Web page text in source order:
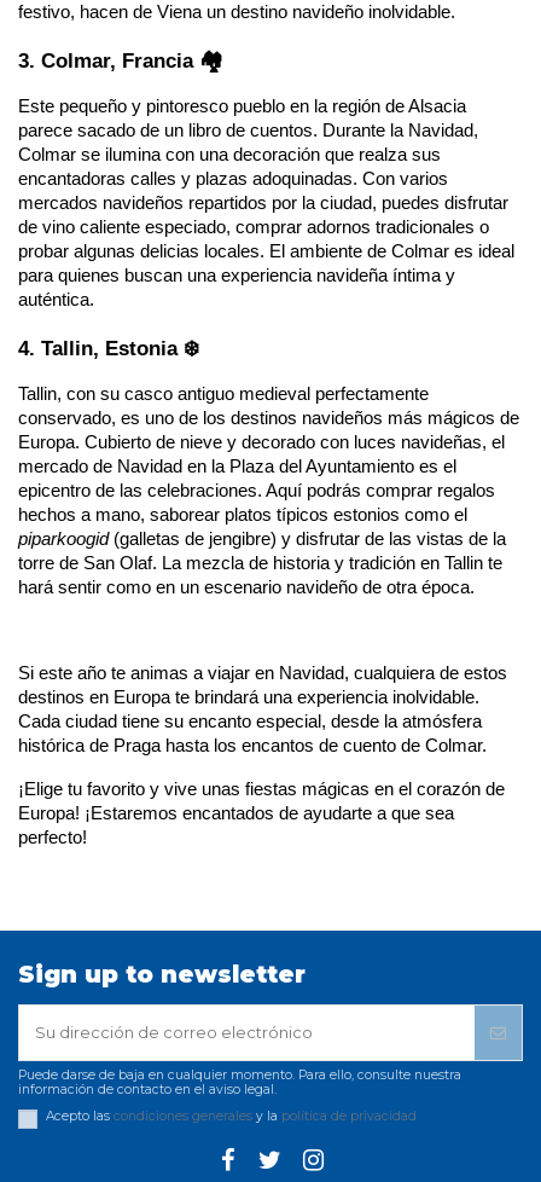
festivo, hacen de Viena un destino navideño inolvidable.
3. Colmar, Francia 🏘️
Este pequeño y pintoresco pueblo en la región de Alsacia
parece sacado de un libro de cuentos. Durante la Navidad,
Colmar se ilumina con una decoración que realza sus
encantadoras calles y plazas adoquinadas. Con varios
mercados navideños repartidos por la ciudad, puedes disfrutar
de vino caliente especiado, comprar adornos tradicionales o
probar algunas delicias locales. El ambiente de Colmar es ideal
para quienes buscan una experiencia navideña íntima y
auténtica.
4. Tallin, Estonia ❄️
Tallin, con su casco antiguo medieval perfectamente
conservado, es uno de los destinos navideños más mágicos de
Europa. Cubierto de nieve y decorado con luces navideñas, el
mercado de Navidad en la Plaza del Ayuntamiento es el
epicentro de las celebraciones. Aquí podrás comprar regalos
piparkoogid (galletas de jengibre) y disfrutar de las vistas de la
torre de San Olaf. La mezcla de historia y tradición en Tallin te
hará sentir como en un escenario navideño de otra época.
Si este año te animas a viajar en Navidad, cualquiera de estos
destinos en Europa te brindará una experiencia inolvidable.
Cada ciudad tiene su encanto especial, desde la atmósfera
histórica de Praga hasta los encantos de cuento de Colmar.
¡Elige tu favorito y vive unas fiestas mágicas en el corazón de
Europa! ¡Estaremos encantados de ayudarte a que sea
perfecto!
Sign up to newsletter
Puede darse de baja en cualquier momento. Para ello, consulte nuestra
información de contacto en el aviso legal.
Acepto las condiciones generalesy la política de privacidad